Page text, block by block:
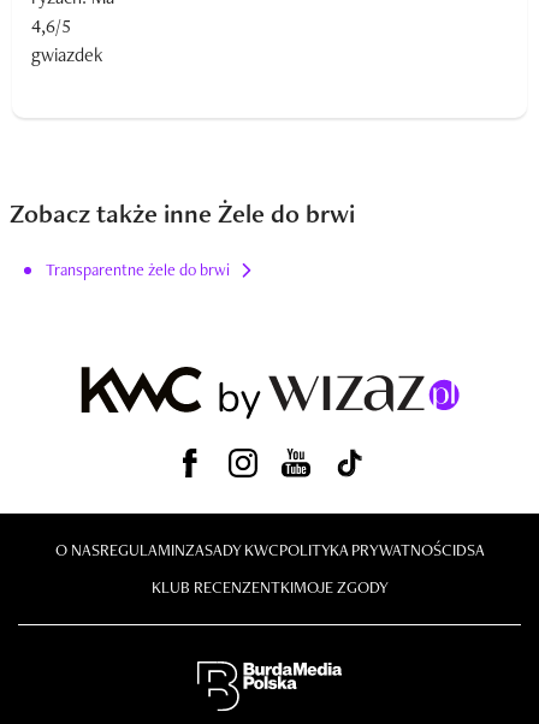
Zobacz także inne Żele do brwi
Transparentne żele do brwi
O NASREGULAMINZASADY KWCPOLITYKA PRYWATNOŚCIDSA
KLUB RECENZENTKIMOJE ZGODY